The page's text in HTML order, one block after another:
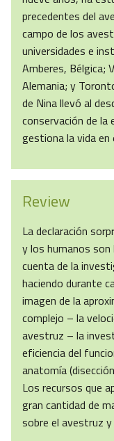
precedentes del
campo de los
universidades e
Amberes, Bélgica;
Alemania; y
de Nina llevó al
conservación de la
gestiona la vida en
Review
La declaración
y los humanos son
cuenta de la
haciendo durante
imagen de la
complejo – la
avestruz – la
eficiencia del
anatomía
Los recursos que
gran cantidad de
sobre el avestruz